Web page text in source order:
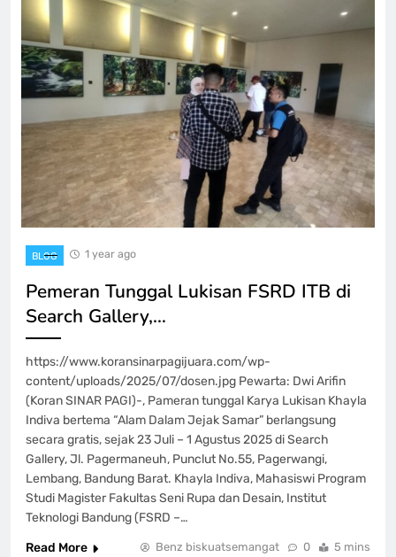
BLOG 1 year ago
Pemeran Tunggal Lukisan FSRD ITB di
Search Gallery,…
https://www.koransinarpagijuara.com/wp-
content/uploads/2025/07/dosen.jpg Pewarta: Dwi Arifin
(Koran SINAR PAGI)-, Pameran tunggal Karya Lukisan Khayla
Indiva bertema “Alam Dalam Jejak Samar” berlangsung
secara gratis, sejak 23 Juli – 1 Agustus 2025 di Search
Gallery, Jl. Pagermaneuh, Punclut No.55, Pagerwangi,
Lembang, Bandung Barat. Khayla Indiva, Mahasiswi Program
Studi Magister Fakultas Seni Rupa dan Desain, Institut
Teknologi Bandung (FSRD –…
Read More
Benz biskuatsemangat 0 5 mins